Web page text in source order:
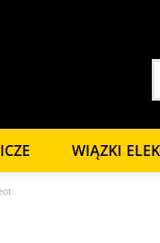
WIĄZKI